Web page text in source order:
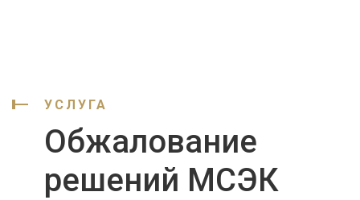
УСЛУГА
Обжалование
решений МСЭК